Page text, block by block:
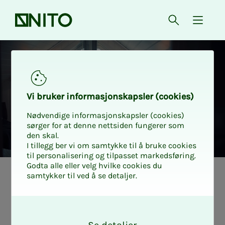
Forsiden Åpne søk
{
Fordeler for selvstendig
Vi bru­­­ker in­­­for­­­ma­­­sjons­­­kaps­­­­­ler (cookies)
Nødvendige informasjonskapsler (cookies)
sørger for at denne nettsiden fungerer som
den skal.
I tillegg ber vi om samtykke til å bruke cookies
til personalisering og tilpasset markedsføring.
Godta alle eller velg hvilke cookies du
samtykker til ved å se detaljer.